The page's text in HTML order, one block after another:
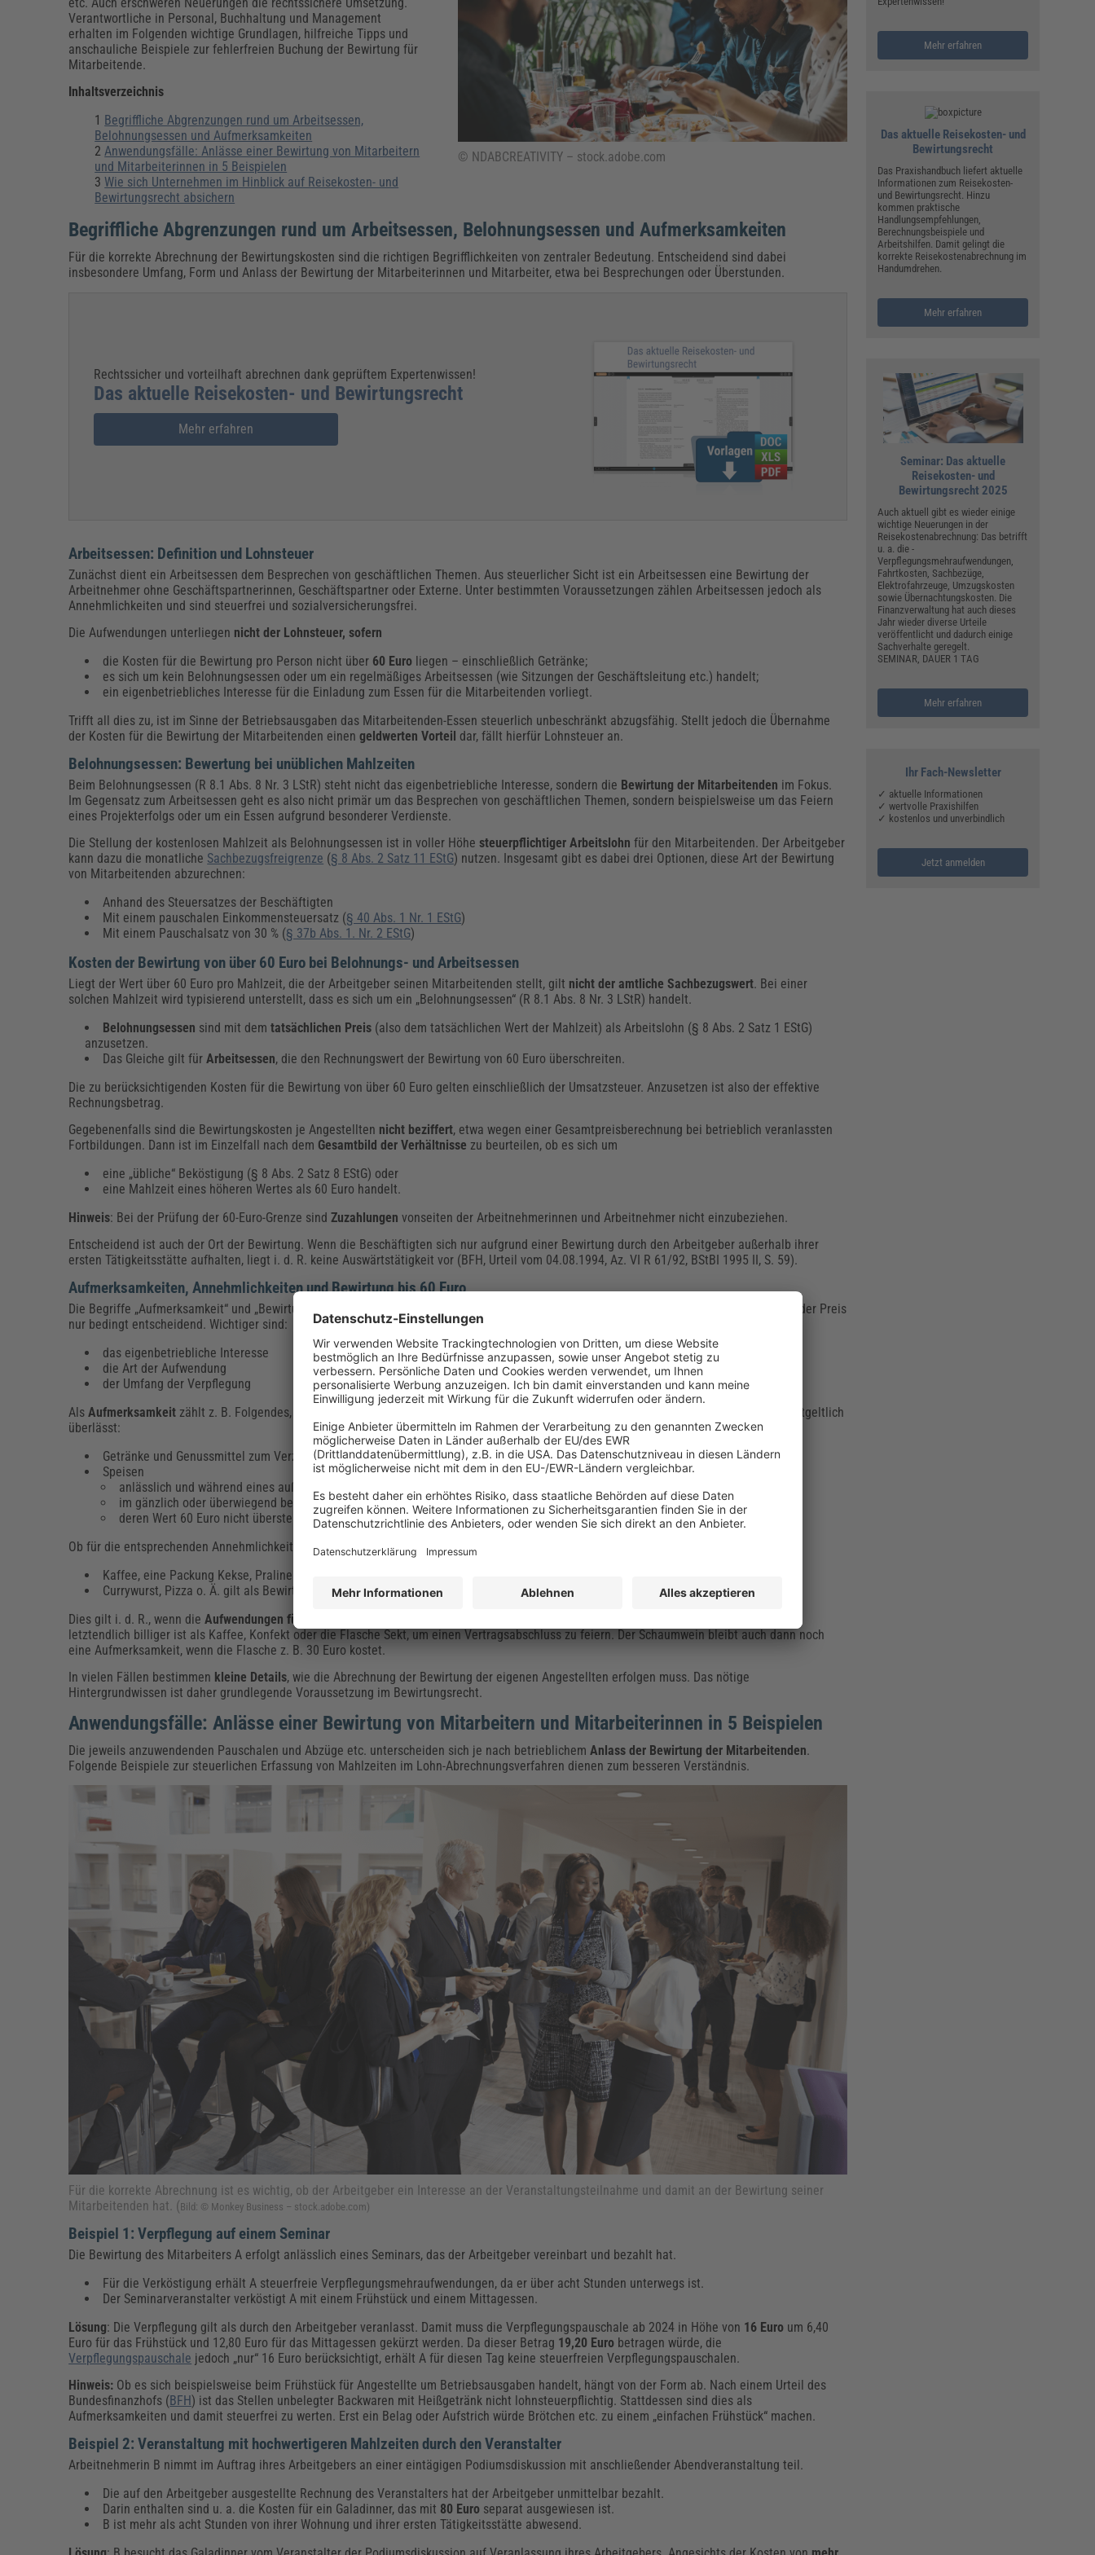
Energie & Umwelt
Führung & Management
Gesundheit & Pflege
Kommunales
Fachpublikationen & Arbeitshilfen
Hausmeister & Haustechnik
Grünflächen
Recht, Sicherheit & Ordnung
Vergaberecht
Verkehrsrecht
Weiterbildungen (AKADEMIE HERKERT)
Weiterbildungen (AKADEMIE HERKERT)
Personalmanagement
Fachpublikationen & Arbeitshilfen
Weiterbildungen (AKADEMIE HERKERT)
Weiterbildungen (AKADEMIE HERKERT)
Reisekosten & Finanzen
Fachpublikationen & Arbeitshilfen
Zollabwicklung & Exportabwicklung Zollverfahren & Zollvorschriften
Weiterbildungen (AKADEMIE HERKERT)
Zoll & Export
© NDABCREATIVITY – stock.adobe.com
Verantwortliche in Personal, Buchhaltung und Management
erhalten im Folgenden wichtige Grundlagen, hilfreiche Tipps und
anschauliche Beispiele zur fehlerfreien Buchung der Bewirtung für
Mitarbeitende.
Inhaltsverzeichnis
Begriffliche Abgrenzungen rund um Arbeitsessen,
Belohnungsessen und Aufmerksamkeiten
Anwendungsfälle: Anlässe einer Bewirtung von Mitarbeitern
und Mitarbeiterinnen in 5 Beispielen
Wie sich Unternehmen im Hinblick auf Reisekosten- und
Bewirtungsrecht absichern
Begriffliche Abgrenzungen rund um Arbeitsessen, Belohnungsessen und Aufmerksamkeiten
Für die korrekte Abrechnung der Bewirtungskosten sind die richtigen Begrifflichkeiten von zentraler Bedeutung. Entscheidend sind dabei
insbesondere Umfang, Form und Anlass der Bewirtung der Mitarbeiterinnen und Mitarbeiter, etwa bei Besprechungen oder Überstunden.
Rechtssicher und vorteilhaft abrechnen dank geprüftem Expertenwissen!
Das aktuelle Reisekosten- und Bewirtungsrecht
Mehr erfahren
Arbeitsessen: Definition und Lohnsteuer
Zunächst dient ein Arbeitsessen dem Besprechen von geschäftlichen Themen. Aus steuerlicher Sicht ist ein Arbeitsessen eine Bewirtung der
Arbeitnehmer ohne Geschäftspartnerinnen, Geschäftspartner oder Externe. Unter bestimmten Voraussetzungen zählen Arbeitsessen jedoch als
Annehmlichkeiten und sind steuerfrei und sozialversicherungsfrei.
Die Aufwendungen unterliegen nicht der Lohnsteuer, sofern
die Kosten für die Bewirtung pro Person nicht über 60 Euro liegen – einschließlich Getränke;
es sich um kein Belohnungsessen oder um ein regelmäßiges Arbeitsessen (wie Sitzungen der Geschäftsleitung etc.) handelt;
ein eigenbetriebliches Interesse für die Einladung zum Essen für die Mitarbeitenden vorliegt.
Trifft all dies zu, ist im Sinne der Betriebsausgaben das Mitarbeitenden-Essen steuerlich unbeschränkt abzugsfähig. Stellt jedoch die Übernahme
der Kosten für die Bewirtung der Mitarbeitenden einengeldwerten Vorteil dar, fällt hierfür Lohnsteuer an.
Belohnungsessen: Bewertung bei unüblichen Mahlzeiten
Beim Belohnungsessen (R 8.1 Abs. 8 Nr. 3 LStR) steht nicht das eigenbetriebliche Interesse, sondern die Bewirtung der Mitarbeitenden im Fokus.
Im Gegensatz zum Arbeitsessen geht es also nicht primär um das Besprechen von geschäftlichen Themen, sondern beispielsweise um das Feiern
eines Projekterfolgs oder um ein Essen aufgrund besonderer Verdienste.
Die Stellung der kostenlosen Mahlzeit als Belohnungsessen ist in voller Höhesteuerpflichtiger Arbeitslohn für den Mitarbeitenden. Der Arbeitgeber
kann dazu die monatliche Sachbezugsfreigrenze (§ 8 Abs. 2 Satz 11 EStG) nutzen. Insgesamt gibt es dabei drei Optionen, diese Art der Bewirtung
von Mitarbeitenden abzurechnen:
Anhand des Steuersatzes der Beschäftigten
Mit einem pauschalen Einkommensteuersatz (§ 40 Abs. 1 Nr. 1 EStG)
Mit einem Pauschalsatz von 30 % (§ 37b Abs. 1. Nr. 2 EStG)
Kosten der Bewirtung von über 60 Euro bei Belohnungs- und Arbeitsessen
Liegt der Wert über 60 Euro pro Mahlzeit, die der Arbeitgeber seinen Mitarbeitenden stellt, gilt nicht der amtliche Sachbezugswert. Bei einer
solchen Mahlzeit wird typisierend unterstellt, dass es sich um ein „Belohnungsessen“ (R 8.1 Abs. 8 Nr. 3 LStR) handelt.
Belohnungsessen sind mit demtatsächlichen Preis (also dem tatsächlichen Wert der Mahlzeit) als Arbeitslohn (§ 8 Abs. 2 Satz 1 EStG)
anzusetzen.
Das Gleiche gilt fürArbeitsessen, die den Rechnungswert der Bewirtung von 60 Euro überschreiten.
Die zu berücksichtigenden Kosten für die Bewirtung von über 60 Euro gelten einschließlich der Umsatzsteuer. Anzusetzen ist also der effektive
Rechnungsbetrag.
Gegebenenfalls sind die Bewirtungskosten je Angestellten nicht beziffert, etwa wegen einer Gesamtpreisberechnung bei betrieblich veranlassten
Fortbildungen. Dann ist im Einzelfall nach dem Gesamtbild der Verhältnisse zu beurteilen, ob es sich um
eine „übliche“ Beköstigung (§ 8 Abs. 2 Satz 8 EStG) oder
eine Mahlzeit eines höheren Wertes als 60 Euro handelt.
Hinweis: Bei der Prüfung der 60-Euro-Grenze sindZuzahlungen vonseiten der Arbeitnehmerinnen und Arbeitnehmer nicht einzubeziehen.
Entscheidend ist auch der Ort der Bewirtung. Wenn die Beschäftigten sich nur aufgrund einer Bewirtung durch den Arbeitgeber außerhalb ihrer
ersten Tätigkeitsstätte aufhalten, liegt i. d. R. keine Auswärtstätigkeit vor (BFH, Urteil vom 04.08.1994, Az. VI R 61/92, BStBI 1995 II, S. 59).
Aufmerksamkeiten, Annehmlichkeiten und Bewirtung bis 60 Euro
Die Begriffe „Aufmerksamkeit“ und „Bewirtung“ für Mitarbeitende sind voneinander zu trennen. Für eine
ist der Preis
nur bedingt entscheidend. Wichtiger sind:
das eigenbetriebliche Interesse
die Art der Aufwendung
der Umfang der Verpflegung
AlsAufmerksamkeit zählt z. B. Folgendes, wenn der Arbeitgeber dies den Arbeitnehmern bzw. Arbeitnehmerinnen unentgeltlich oder teilentgeltlich
überlässt:
Getränke und Genussmittel zum Verzehr im Betrieb
Speisen
anlässlich und während eines außergewöhnlichen Arbeitseinsatzes
im gänzlich oder überwiegend betrieblichen Interesse an einer günstigen Gestaltung des Arbeitsablaufs,
deren Wert 60 Euro nicht übersteigt.
Ob für die entsprechenden Annehmlichkeiten
Steuernanfallen oder diese steuerfrei sind, unterscheidet sich nach Art und Umfang.
Kaffee, eine Packung Kekse, Pralinen o. Ä. zählen als Aufmerksamkeit.
Currywurst, Pizza o. Ä. gilt als Bewirtung für die Arbeitnehmenden.
Dies gilt i. d. R., wenn dieAufwendungen für die Bewirtung
letztendlich billiger ist als Kaffee, Konfekt oder die Flasche Sekt, um einen Vertragsabschluss zu feiern. Der Schaumwein bleibt auch dann noch
eine Aufmerksamkeit, wenn die Flasche z. B. 30 Euro kostet.
In vielen Fällen bestimmen kleine Details, wie die Abrechnung der Bewirtung der eigenen Angestellten erfolgen muss. Das nötige
Hintergrundwissen ist daher grundlegende Voraussetzung im Bewirtungsrecht.
Anwendungsfälle: Anlässe einer Bewirtung von Mitarbeitern und Mitarbeiterinnen in 5 Beispielen
Die jeweils anzuwendenden Pauschalen und Abzüge etc. unterscheiden sich je nach betrieblichemAnlass der Bewirtung der Mitarbeitenden.
Folgende Beispiele zur steuerlichen Erfassung von Mahlzeiten im Lohn-Abrechnungsverfahren dienen zum besseren Verständnis.
Für die korrekte Abrechnung ist es wichtig, ob der Arbeitgeber ein Interesse an der Veranstaltungsteilnahme und damit an der Bewirtung seiner
Mitarbeitenden hat. (Bild: © Monkey Business – stock.adobe.com)
Beispiel 1: Verpflegung auf einem Seminar
Die Bewirtung des Mitarbeiters A erfolgt anlässlich eines Seminars, das der Arbeitgeber vereinbart und bezahlt hat.
Für die Verköstigung erhält A steuerfreie Verpflegungsmehraufwendungen, da er über acht Stunden unterwegs ist.
Der Seminarveranstalter verköstigt A mit einem Frühstück und einem Mittagessen.
Lösung: Die Verpflegung gilt als durch den Arbeitgeber veranlasst. Damit muss die Verpflegungspauschale ab 2024 in Höhe von 16 Euro um 6,40
Euro für das Frühstück und 12,80 Euro für das Mittagessen gekürzt werden. Da dieser Betrag 19,20 Euro betragen würde, die
Verpflegungspauschale jedoch „nur“ 16 Euro berücksichtigt, erhält A für diesen Tag keine steuerfreien Verpflegungspauschalen.
Hinweis: Ob es sich beispielsweise beim Frühstück für Angestellte um Betriebsausgaben handelt, hängt von der Form ab. Nach einem Urteil des
Bundesfinanzhofs (BFH) ist das Stellen unbelegter Backwaren mit Heißgetränk nicht lohnsteuerpflichtig. Stattdessen sind dies als
Aufmerksamkeiten und damit steuerfrei zu werten. Erst ein Belag oder Aufstrich würde Brötchen etc. zu einem „einfachen Frühstück“ machen.
Beispiel 2: Veranstaltung mit hochwertigeren Mahlzeiten durch den Veranstalter
Arbeitnehmerin B nimmt im Auftrag ihres Arbeitgebers an einer eintägigen Podiumsdiskussion mit anschließender Abendveranstaltung teil.
Die auf den Arbeitgeber ausgestellte Rechnung des Veranstalters hat der Arbeitgeber unmittelbar bezahlt.
Darin enthalten sind u. a. die Kosten für ein Galadinner, das mit 80 Euro separat ausgewiesen ist.
B ist mehr als acht Stunden von ihrer Wohnung und ihrer ersten Tätigkeitsstätte abwesend.
Mehr erfahren
Das aktuelle Reisekosten- und
Bewirtungsrecht
Das Praxishandbuch liefert aktuelle
Informationen zum Reisekosten-
und Bewirtungsrecht. Hinzu
kommen praktische
Handlungsempfehlungen,
Berechnungsbeispiele und
Arbeitshilfen. Damit gelingt die
korrekte Reisekostenabrechnung im
Handumdrehen.
Mehr erfahren
Seminar: Das aktuelle
Reisekosten- und
Bewirtungsrecht 2025
Auch aktuell gibt es wieder einige
wichtige Neuerungen in der
Reisekostenabrechnung: Das betrifft
u. a. die ­
Verpflegungsmehraufwendungen,
Fahrtkosten, Sachbezüge,
Elektrofahrzeuge, Umzugskosten
sowie Übernachtungskosten. Die
Finanzverwaltung hat auch dieses
Jahr wieder diverse Urteile
veröffentlicht und dadurch einige
Sachverhalte geregelt.
SEMINAR, DAUER 1 TAG
Mehr erfahren
Ihr Fach-Newsletter
✓ aktuelle Informationen
✓ wertvolle Praxishilfen
✓ kostenlos und unverbindlich
Jetzt anmelden